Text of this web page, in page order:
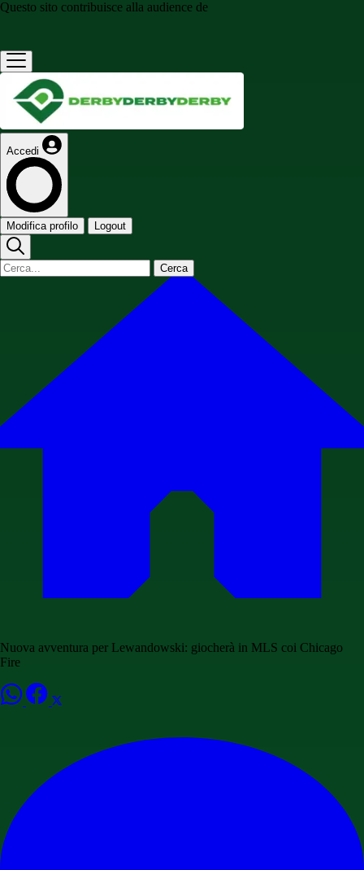
Questo sito contribuisce alla audience de
Accedi
Modifica profilo Logout
Cerca
Nuova avventura per Lewandowski: giocherà in MLS coi Chicago
Fire